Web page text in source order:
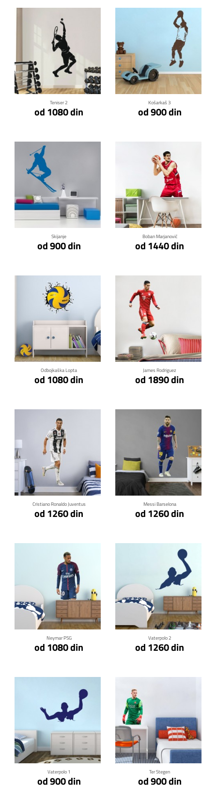
Teniser 2
od 1080 din
Klikni za detalje
Košarkaš 3
od 900 din
Klikni za detalje
Skijanje
od 900 din
Klikni za detalje
Boban Marjanović
od 1440 din
Klikni za detalje
Odbojkaška Lopta
od 1080 din
Klikni za detalje
James Rodriguez
od 1890 din
Klikni za detalje
Cristiano Ronaldo Juventus
od 1260 din
Klikni za detalje
Messi Barselona
od 1260 din
Klikni za detalje
Neymar PSG
od 1080 din
Klikni za detalje
Vaterpolo 2
od 1260 din
Klikni za detalje
Vaterpolo 1
od 900 din
Klikni za detalje
Ter Stegen
od 900 din
Klikni za detalje